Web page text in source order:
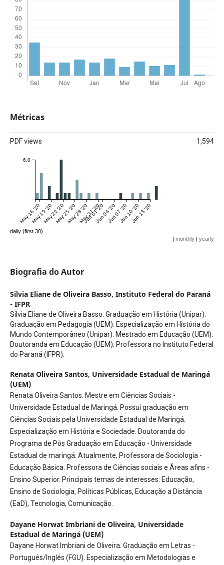
Métricas
PDF views 1,594
May 16 '20May 19 '20May 22 '20May 25 '20May 28 '20May 31 '20
Jun 01 '20Jun 04 '20Jun 07 '20Jun 10 '20Jun 13 '20
6.0
daily (first 30)
|monthly |yearly
Biografia do Autor
Silvia Eliane de Oliveira Basso, Instituto Federal do Paraná
- IFPR
Silvia Eliane de Oliveira Basso. Graduação em História (Unipar).
Graduação em Pedagogia (UEM). Especialização em História do
Mundo Contemporâneo (Unipar). Mestrado em Educação (UEM).
Doutoranda em Educação (UEM). Professora no Instituto Federal
do Paraná (IFPR).
Renata Oliveira Santos, Universidade Estadual de Maringá
(UEM)
Renata Oliveira Santos. Mestre em Ciências Sociais -
Universidade Estadual de Maringá. Possui graduação em
Ciências Sociais pela Universidade Estadual de Maringá.
Especialização em História e Sociedade. Doutoranda do
Programa de Pós Graduação em Educação - Universidade
Estadual de maringá. Atualmente, Professora de Sociologia -
Educação Básica. Professora de Ciências sociais e Áreas afins -
Ensino Superior. Principais temas de interesses: Educação,
Ensino de Sociologia, Políticas Públicas, Educação a Distância
(EaD), Tecnologia, Comunicação.
Dayane Horwat Imbriani de Oliveira, Universidade
Estadual de Maringá (UEM)
Dayane Horwat Imbriani de Oliveira. Graduação em Letras -
Português/Inglês (FGU). Especialização em Metodologias e